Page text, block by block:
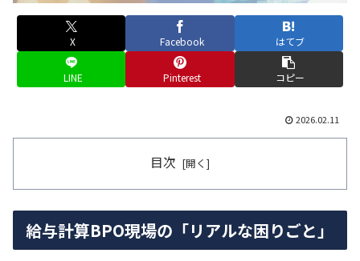
X Facebook はてブ
LINE Pinterest コピー
2026.02.11
目次
給与計算BPO現場の「リアルな困りごと」